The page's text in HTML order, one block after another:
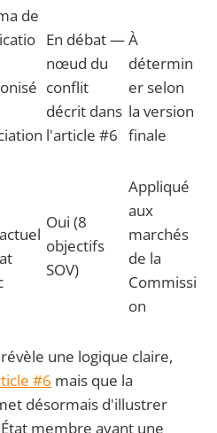
de
En débat —
nœud du
conflit
décrit dans
l'article #6
À
détermin
er selon
la version
finale
Oui (8
objectifs
SOV)
Appliqué
aux
marchés
de la
Commissi
on
une logique claire,
#6 mais que la
désormais d'illustrer
membre ayant une